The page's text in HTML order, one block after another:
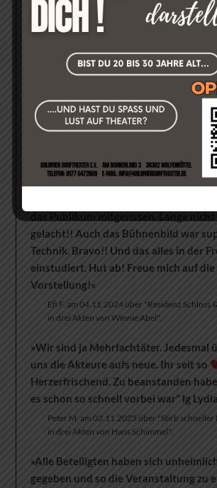
Kleiner Auszug:
»ein super Abend. Danke schön«
Wilfried P. am 01.11.2025 über "Stirb
Komödie in drei Akten von Hans Schimmel".
»sehr gute Unterhaltung, viel gelacht«
Frank I. am 27.10.2024 über "Residenz
gelacht!! Auch das Bühnenbild war
Technik. Bravo!! Und das alles in der
einstudiert. Hut ab! Freue mich auf
Vorstellung!«
Efi F. am 04.11.2024 über "Residenz Schloss
in drei Akten von Winnie Abel".
»Wir sind ja Mehrfachtäter. Jedesmal
uns die Akteure aufs neue. Ihr seit so
Herzerfrischend. Zu beanstanden
es schon so schnell vorbei war" lg
Peter M. am 03.11.2025 über "Stirb schneller
in drei Akten von Hans Schimmel".
»Alle Beteiligten haben sich
gegeben und so die Veranstaltung zu